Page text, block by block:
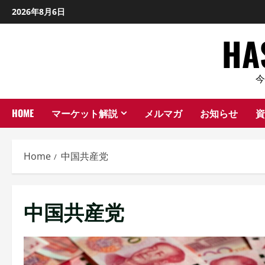
Skip
to
2026年8月6日
HOME マーケット解説 メルマガ お知らせ
Home 中国共産党
中国共産党